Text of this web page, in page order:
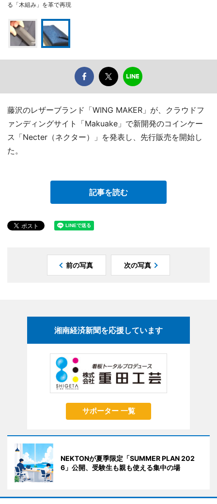
る「木組み」を革で再現
藤沢のレザーブランド「WING MAKER」が、クラウドフ
ァンディングサイト「Makuake」で新開発のコインケー
ス「Necter（ネクター）」を発表し、先行販売を開始し
た。
記事を読む
前の写真 次の写真
湘南経済新聞を応援しています
サポーター 一覧
NEKTONが夏季限定「SUMMER PLAN 202
6」公開、受験生も親も使える集中の場